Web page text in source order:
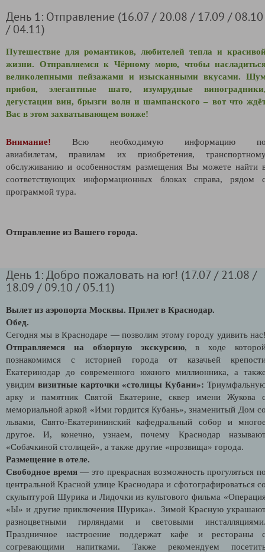
День 1: Отправление (16.07 / 20.08 / 17.09 / 08.10
/ 04.11)
Путешествие для романтиков, любителей тепла и
жизни. Отправляемся к Чёрному морю, чтобы
великолепными пейзажами и изысканными вкусами.
прибоя, элегантные шато, изумрудные
дегустации вин, брызги волн и шампанского – вот что
Вас в этом захватывающем вояже!
Внимание!
Всю необходимую информацию
авиабилетам,правилам их приобретения,
обслуживанию и особенностям размещения Вы можете найти
соответствующих информационных блоках справа, рядом
программой тура.
Отправление из Вашего города.
День 1: Добро пожаловать на юг! (17.07 / 21.08 /
18.09 / 09.10 / 05.11)
Вылет из аэропорта Москвы. Прилет в Краснодар.
Обед.
Сегодня мы в Краснодаре — позволим этому городу удивить
Отправляемся на обзорную экскурсию, в ходе
познакомимся с историей города от казачьей
Екатеринодар до современного южного миллионника, а
увидим визитные карточки «столицы Кубани»:
арку и памятник Святой Екатерине, сквер имени Жукова
мемориальной аркой «Ими гордится Кубань», знаменитый Дом
львами, Свято-Екатерининский кафедральный собор и
другое. И, конечно, узнаем, почему Краснодар
«Собачкиной столицей», а также другие «прозвища» города.
Размещение в отеле.
Свободное время— это прекрасная возможность прогуляться
центральной Красной улице Краснодара и сфотографироваться
скульптурой Шурика и Лидочки из культового фильма
«Ы» и другие приключения Шурика». Зимой Красную
разноцветными гирляндами и световыми
Праздничное настроение поддержат кафе и рестораны
согревающими напитками. Также рекомендуем